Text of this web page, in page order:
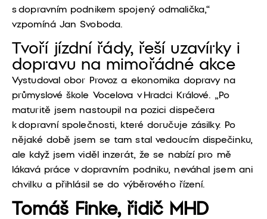
s dopravním podnikem spojený odmalička,“
vzpomíná Jan Svoboda.
Tvoří jízdní řády, řeší uzavírky i
dopravu na mimořádné akce
Vystudoval obor Provoz a ekonomika dopravy na
průmyslové škole Vocelova v Hradci Králové. „Po
maturitě jsem nastoupil na pozici dispečera
k dopravní společnosti, které doručuje zásilky. Po
nějaké době jsem se tam stal vedoucím dispečinku,
ale když jsem viděl inzerát, že se nabízí pro mě
lákavá práce v dopravním podniku, neváhal jsem ani
chvilku a přihlásil se do výběrového řízení.
Tomáš Finke, řidič MHD